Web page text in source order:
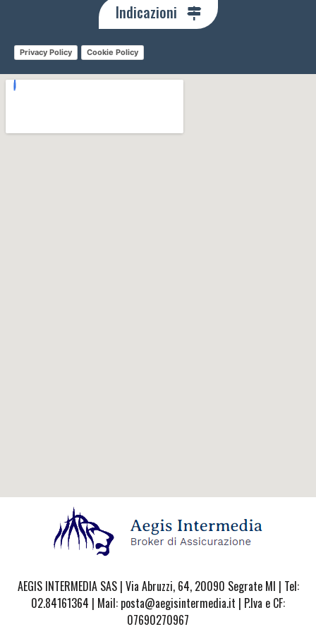
Indicazioni
Privacy Policy Cookie Policy
AEGIS INTERMEDIA SAS | Via Abruzzi, 64, 20090 Segrate MI | Tel:
02.84161364 | Mail: posta@aegisintermedia.it | P.Iva e CF:
07690270967